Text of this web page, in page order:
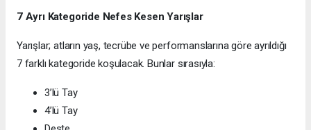
7 Ayrı Kategoride Nefes Kesen Yarışlar
Yarışlar; atların yaş, tecrübe ve performanslarına göre ayrıldığı
7 farklı kategoride koşulacak. Bunlar sırasıyla:
3’lü Tay
4’lü Tay